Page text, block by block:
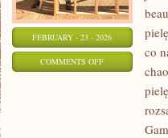
FEBRUARY - 23 - 2026
COMMENTS OFFON
BRYTANIA/
co